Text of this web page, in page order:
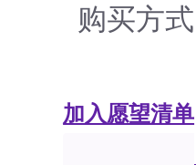
购买方式
加入愿望清单